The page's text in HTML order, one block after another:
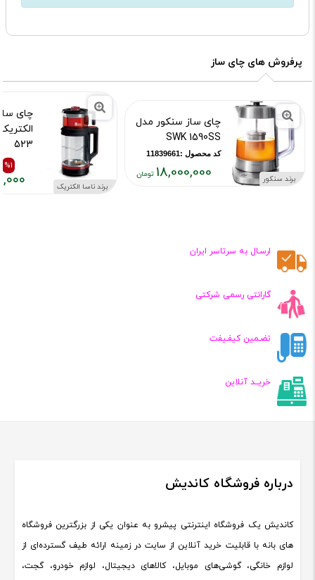
پرفروش های چای ساز
برند سنکور
چای ساز سنکور مدل
SWK 1590SS
کد محصول :11839661
18,000,000
برند ناسا الکتریک
چای
523
کد محصول%1
ارسـال به سرتاسر ایران
گارانتی رسمی شرکتی
تضـمین کیفـیفت
خریــد آنلاین
درباره فروشگاه کاندیش
کاندیش یک فروشگاه اینترنتی پیشرو به عنوان یکی از بزرگترین فروشگاه
های بانه با قابلیت خرید آنلاین از سایت در زمینه ارائه طیف گسترده‌ای از
لوازم خانگی، گوشی‌های موبایل، کالاهای دیجیتال، لوازم خودرو، گجت،